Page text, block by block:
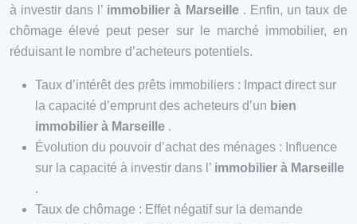
à investir dans l’ immobilier à Marseille . Enfin, un taux de
chômage élevé peut peser sur le marché immobilier, en
réduisant le nombre d’acheteurs potentiels.
Taux d’intérêt des prêts immobiliers : Impact direct sur
la capacité d’emprunt des acheteurs d’un bien
immobilier à Marseille .
Évolution du pouvoir d’achat des ménages : Influence
sur la capacité à investir dans l’ immobilier à Marseille
.
Taux de chômage : Effet négatif sur la demande